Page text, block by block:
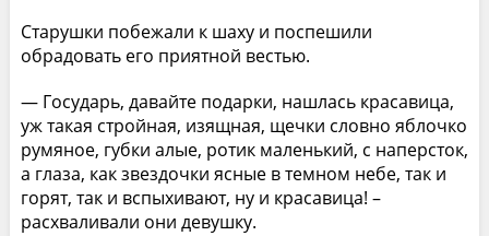
Старушки побежали к шаху и поспешили
обрадовать его приятной вестью.
— Государь, давайте подарки, нашлась красавица,
уж такая стройная, изящная, щечки словно яблочко
румяное, губки алые, ротик маленький, с наперсток,
а глаза, как звездочки ясные в темном небе, так и
горят, так и вспыхивают, ну и красавица! –
расхваливали они девушку.